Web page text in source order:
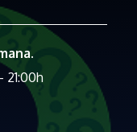
21:00h